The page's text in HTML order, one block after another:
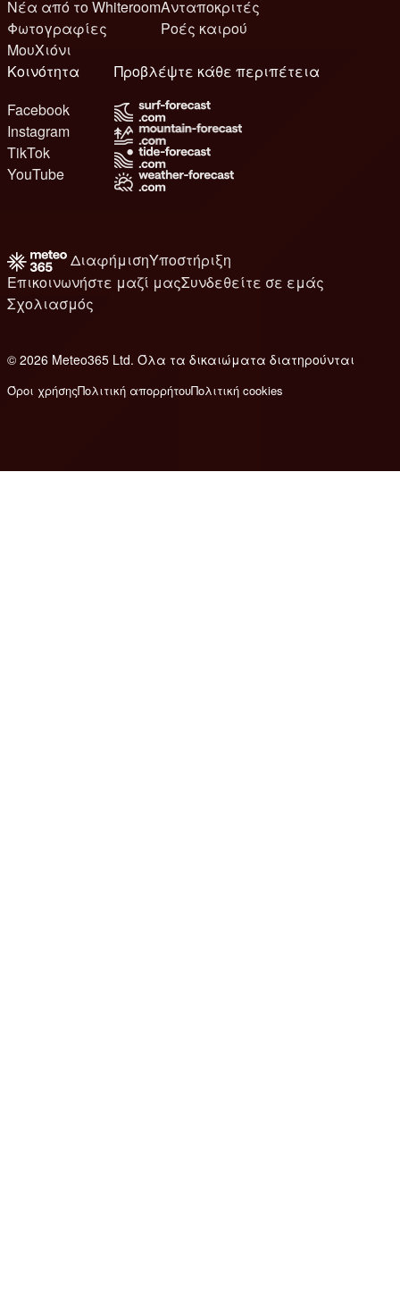
Νέα από το Whiteroom
Φωτογραφίες
ΜουΧιόνι
Ανταποκριτές
Ροές καιρού
Κοινότητα
Facebook
Instagram
TikTok
YouTube
Προβλέψτε κάθε περιπέτεια
ΔιαφήμισηΥποστήριξη
Επικοινωνήστε μαζί μαςΣυνδεθείτε σε εμάς
Σχολιασμός
© 2026 Meteo365 Ltd. Όλα τα δικαιώματα διατηρούνται
Όροι χρήσηςΠολιτική απορρήτουΠολιτική cookies